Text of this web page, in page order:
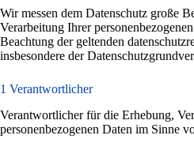
Wir messen dem Datenschutz große
Verarbeitung Ihrer
Beachtung der geltenden
insbesondere der
1 Verantwortlicher
Verantwortlicher für die Erhebung,
personenbezogenen Daten im Sinne